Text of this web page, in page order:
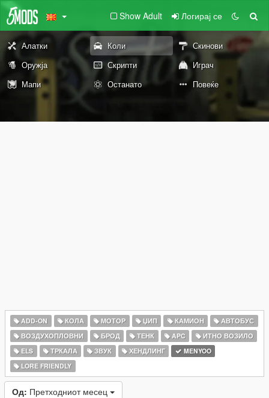
Show Adult Логирај се
Алатки Коли
Скинови
Оружја
Скрипти
Играч
Мапи
Останато Повеќе
ADD-ON КОЛА МОТОР ЏИП КАМИОН
АВТОБУС
ВОЗДУХОПЛОВНИ
БРОД ТЕНК APC
ИТНО ВОЗИЛО
ELS
ТРКАЛА ЗВУК ХЕНДЛИНГ
MENYOO
LORE FRIENDLY
Од: Претходниот месец